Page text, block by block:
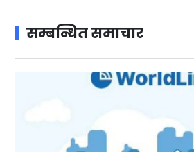
सम्बन्धित समाचार